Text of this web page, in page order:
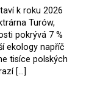
nepřímo
míst v
jistě potěší
u
české
k roku 2026
Turów,
pokrývá 7 %
ekology napříč
tisíce polských
[…]